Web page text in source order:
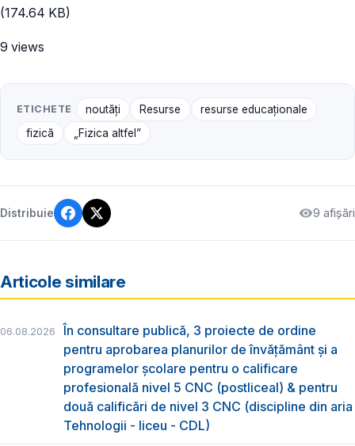
(174.64 KB)
9 views
ETICHETE noutăți Resurse
resurse educaționale
fizică
„Fizica altfel”
Distribuie 9 afișări
Articole similare
06.08.2026
În consultare publică, 3 proiecte de ordine
pentru aprobarea planurilor de învățământ și a
programelor școlare pentru o calificare
profesională nivel 5 CNC (postliceal) & pentru
două calificări de nivel 3 CNC (discipline din aria
Tehnologii - liceu - CDL)